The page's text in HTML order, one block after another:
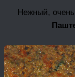
Нежный,